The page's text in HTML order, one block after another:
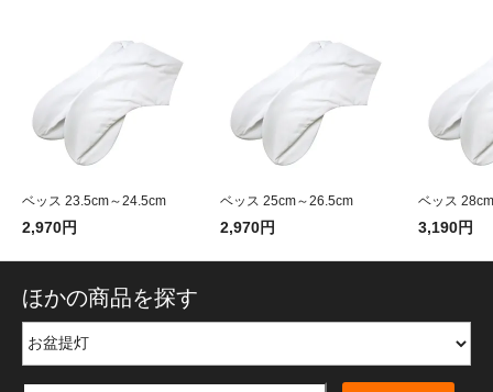
ベッス 23.5cm～24.5cm
2,970円
ベッス 25cm～26.5cm
2,970円
ベッス 28cm
3,190円
ほかの商品を探す